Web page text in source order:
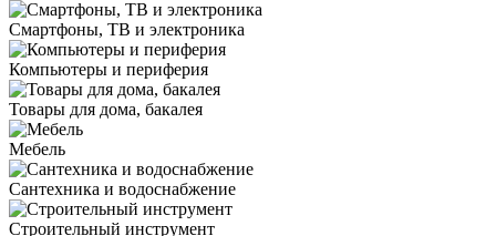
Смартфоны, ТВ и электроника
Компьютеры и периферия
Товары для дома, бакалея
Мебель
Сантехника и водоснабжение
Строительный инструмент